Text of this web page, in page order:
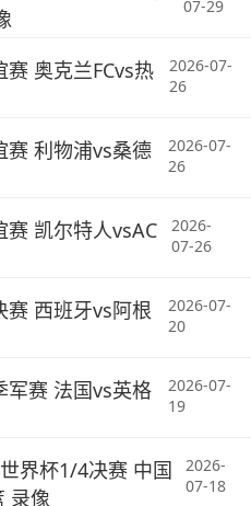
07-29
奥克兰FCvs热
2026-07-
26
赛 利物浦vs桑德
2026-07-
26
凯尔特人vsAC
2026-
07-26
赛 西班牙vs阿根
2026-07-
20
军赛 法国vs英格
2026-07-
19
界杯1/4决赛 中国
录像
2026-
07-18